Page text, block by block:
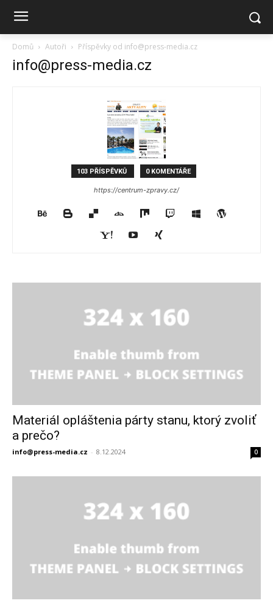
Domů Autoři Příspěvky od info@press-media.cz
info@press-media.cz
103 PŘÍSPĚVKŮ 0 KOMENTÁŘE
https://centrum-zpravy.cz/
Materiál opláštenia párty stanu, ktorý zvoliť
a prečo?
info@press-media.cz - 8.12.2024 0